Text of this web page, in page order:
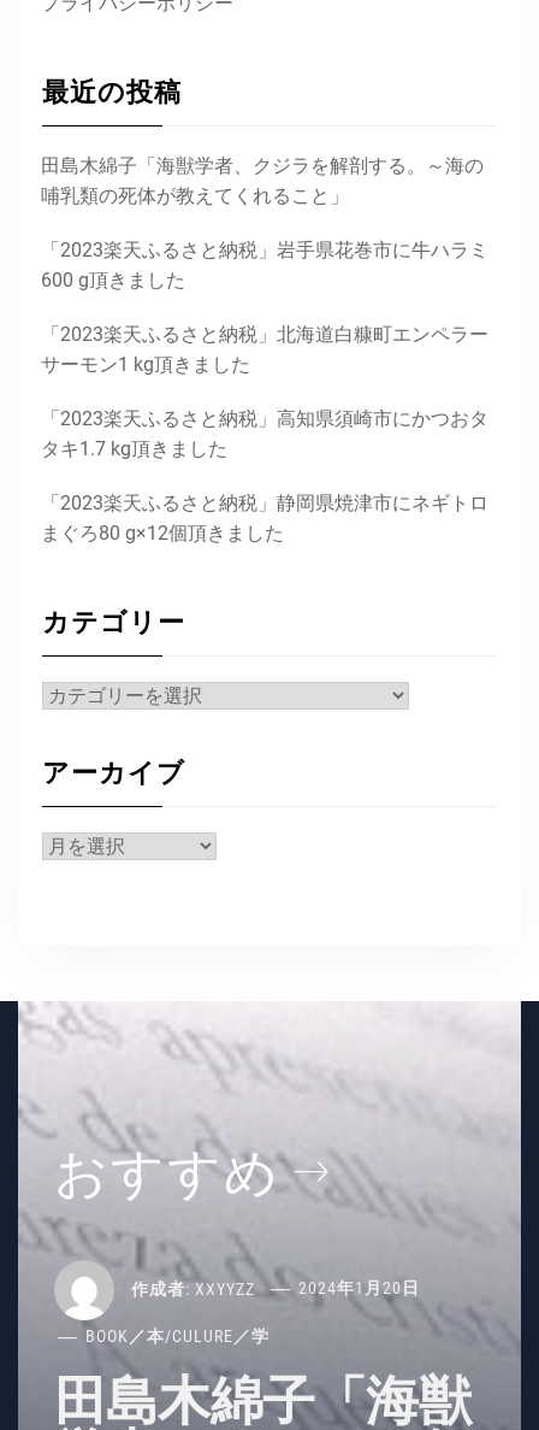
最近の投稿
田島木綿子「海獣学者、クジラを解剖する。～海の
哺乳類の死体が教えてくれること」
「2023楽天ふるさと納税」岩手県花巻市に牛ハラミ
600 g頂きました
「2023楽天ふるさと納税」北海道白糠町エンペラー
サーモン1 kg頂きました
「2023楽天ふるさと納税」高知県須崎市にかつおタ
タキ1.7 kg頂きました
「2023楽天ふるさと納税」静岡県焼津市にネギトロ
まぐろ80 g×12個頂きました
カテゴリー
カ
リ
ー
アーカイブ
ア
おすすめ
作成者: XXYYZZ 2024年1月20日
BOOK／本/CULURE／学
田島木綿子「海獣